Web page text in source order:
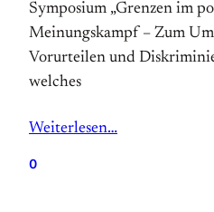
Symposium „Grenzen im
Meinungskampf – Zum
Vorurteilen und
welches
Weiterlesen…
0